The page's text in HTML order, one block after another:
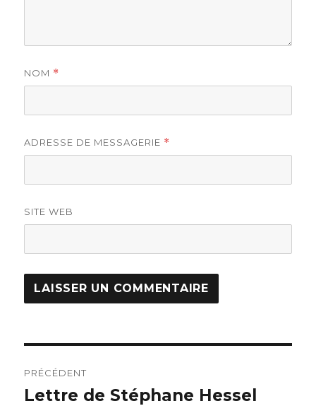
NOM *
ADRESSE DE MESSAGERIE *
SITE WEB
de
PRÉCÉDENT
Article
Lettre de Stéphane Hessel